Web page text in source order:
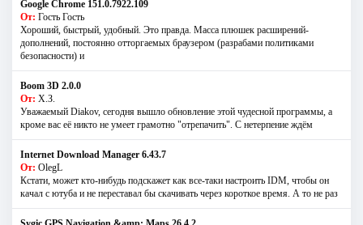
Google Chrome 151.0.7922.109
От: Гость Гость
Хороший, быстрый, удобный. Это правда. Масса плюшек расширений-
дополнений, постоянно отторгаемых браузером (разрабами политиками
безопасности) и
Boom 3D 2.0.0
От: Х.З.
Уважаемый Diakov, сегодня вышло обновление этой чудесной программы, а
кроме вас её никто не умеет грамотно "отрепачить". С нетерпение ждём
Internet Download Manager 6.43.7
От: OlegL
Кстати, может кто-нибудь подскажет как все-таки настроить IDM, чтобы он
качал с ютуба и не переставал бы скачивать через короткое время. А то не раз